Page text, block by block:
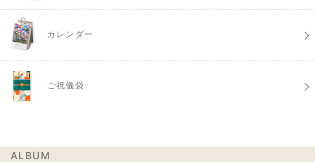
カレンダー
ご祝儀袋
ALBUM